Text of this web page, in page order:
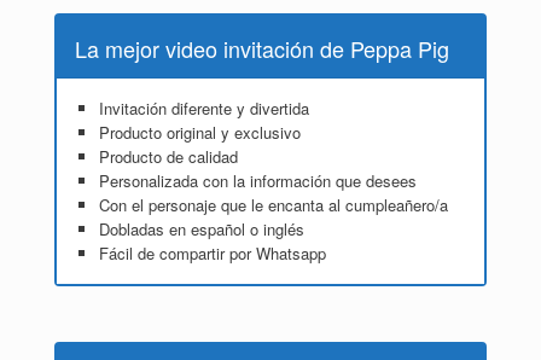
La mejor video invitación de Peppa Pig
Invitación diferente y divertida
Producto original y exclusivo
Producto de calidad
Personalizada con la información que desees
Con el personaje que le encanta al cumpleañero/a
Dobladas en español o inglés
Fácil de compartir por Whatsapp